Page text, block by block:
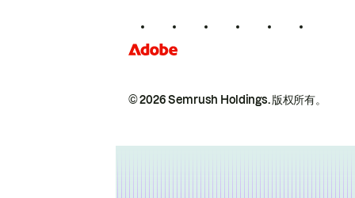
© 2026 Semrush Holdings.版权所有。